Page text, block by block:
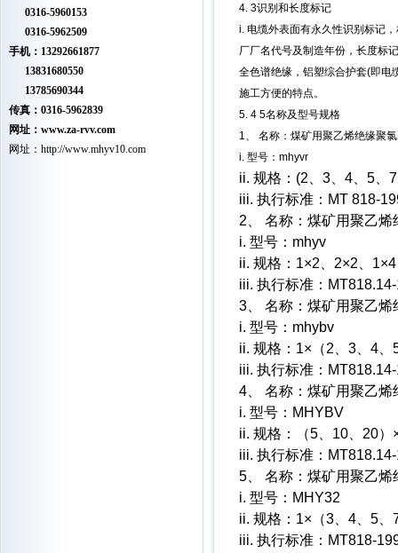
0316-5960153
0316-5962509
手机：13292661877
13831680550
13785690344
传真：0316-5962839
网址：www.za-rvv.com
网址： http://www.mhyv10.com
4. 3识别和长度标记
i. 电缆外表面有永久性识别标记
厂厂名代号及制造年份，长度标
全色谱绝缘，铝塑综合护套(即电
施工方便的特点。
5. 4 5名称及型号规格
1、 名称：煤矿用聚乙烯绝缘聚
i. 型号：mhyvr
ii. 规格：(2、3、4、5、
iii. 执行标准：MT 818-
2、 名称：煤矿用聚乙
i. 型号：mhyv
ii. 规格：1×2、2×2、
iii. 执行标准：
3、 名称：煤矿用聚乙
i. 型号：mhybv
ii. 规格：1×（2、3、4
iii. 执行标准：
4、 名称：煤矿用聚乙
i. 型号：MHYBV
ii. 规格：（5、10、20）
iii. 执行标准：
5、 名称：煤矿用聚乙
i. 型号：MHY32
ii. 规格：1×（3、4、5
iii. 执行标准：MT818-